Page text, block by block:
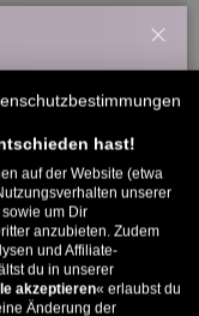
zugeschickt.
Aufgepasst: Du
🤫
11% ab €150 🔥
hast!
auf der Website (etwa
unserer
um Dir
anzubieten. Zudem
und Affiliate-
du in unserer
akzeptieren« erlaubst du
Änderung der